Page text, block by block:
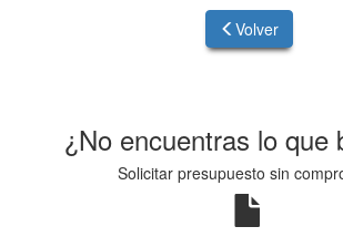
Volver
¿No encuentras lo que
Solicitar presupuesto sin